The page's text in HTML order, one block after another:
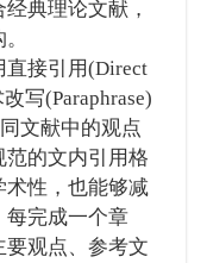
典理论文献，
接引用(Direct
写(Paraphrase)
文献中的观点
的文内引用格
术性，也能够减
每完成一个章
观点、参考文